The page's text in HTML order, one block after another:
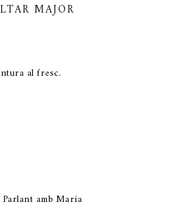
MAJOR
al fresc.
amb Maria